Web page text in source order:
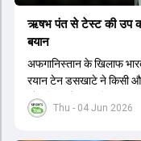
Thu - 04 Jun 2026
ऋषभ पंत से टेस्ट की उप
बयान
अफगानिस्तान के खिलाफ
रयान टेन डसखाटे ने किसी
जोर दिया और कहा कि पंत
पर होना चाहिए.